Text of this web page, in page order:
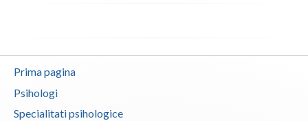
Prima pagina
Psihologi
Specialitati psihologice